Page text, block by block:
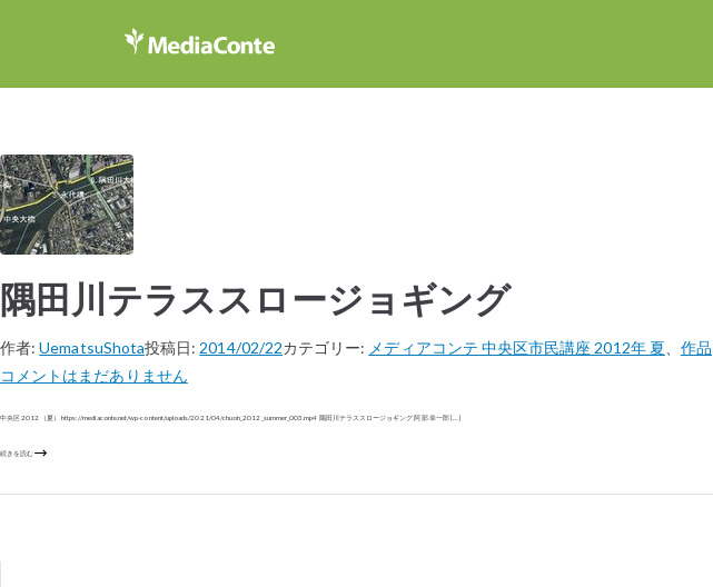
隅田川テラススロージョギング
作者:UematsuShota投稿日: 2014/02/22カテゴリー: メディアコンテ 中央区市民講座 2012年 夏 作品
コメントはまだありません
中央区 2012（夏） https://mediaconte.net/wp-content/uploads/2021/04/chuoh_2012_summer_003.mp4 隅田川テラススロージョギング 阿部 幸一郎 […]
続きを読む